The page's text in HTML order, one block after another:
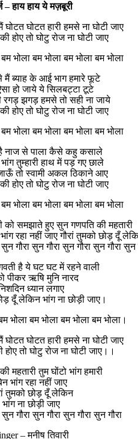
– हाय हाय ये मज़बूरी
घोटत घोटत हारी हमसे ना घोटी जाए
होए तो घोटु रोज ना घोटी जाए
भोला बम भोला बम भोला बम भोला
मैं ब्याह के आई भाग हमारे फूटे
हो जाये ये सिलबट्टा टूटे
रगड़ झगड़ हमसे तो सही ना जाये
होए तो घोटु रोज ना घोटी जाए
भोला बम भोला बम भोला बम भोला
नाज से पाला कैसे कहु कसाले
तुम्हारी हाथ में पड़ गए छाले
तो स्वामी अकल ठिकाने आए
होए तो घोटु रोज ना घोटी जाए
भोला बम भोला बम भोला बम भोला
को समझाते हुए सुन गणपति की महतारी
भांग रहा नहीं जाए गौरां तुमको छोड़ दूँ
गौरा सुन गौरा सुन गौरा सुन गौरा सुन
है ये घट घट में रहने वाली
पीकर ऋषि मुनि नारद
ध्यान लगाए
दूँ लेकिन भांग ना छोड़ी जाए।
भोला बम भोला बम भोला बम भोला।
घोटत घोटत हारी हमसे ना घोटी जाए
होए तो घोटु रोज ना घोटी जाए।।
महतारी तुम घोंटो भांग हमारी
भांग रहा नहीं जाए
तुमको छोड़ दूँ लेकिन
भांग ना छोड़ी जाए
गौरा सुन गौरा सुन गौरा सुन गौरा
– मनीष तिवारी